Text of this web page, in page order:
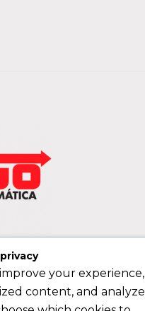
your experience,
content, and analyze